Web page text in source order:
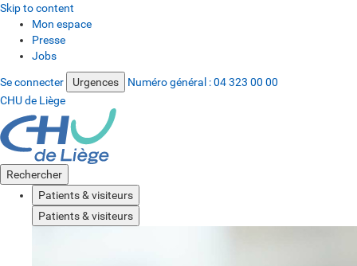
Skip to content
Mon espace
Presse
Jobs
Se connecter Urgences Numéro général :04 323 00 00
CHU de Liège
Rechercher
Patients & visiteurs
Patients & visiteurs